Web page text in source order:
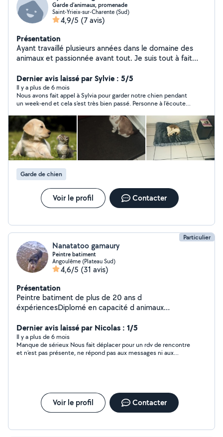
Garde d'animaux, promenade
Saint-Yrieix-sur-Charente (Sud)
4,9/5 (7 avis)
Présentation
Ayant travaillé plusieurs années dans le domaine des
animaux et passionnée avant tout. Je suis tout à fait
Dernier avis laissé par Sylvie : 5/5
Il y a plus de 6 mois
Nous avons fait appel à Sylvia pour garder notre chien pendant
un week-end et cela s'est très bien passé. Personne à l'écoute
nécessaire. Merci à vous.
Garde de chien
Voir le profil Contacter
Particulier
Nanatatoo gamaury
Peintre batiment
Angoulême (Plateau Sud)
4,6/5 (31 avis)
Présentation
Peintre batiment de plus de 20 ans d
éxpériencesDiplomé en capacité d animaux
toutes propositionsA votre sérvice.
Dernier avis laissé par Nicolas : 1/5
Il y a plus de 6 mois
Manque de sérieux Nous fait déplacer pour un rdv de rencontre
et n’est pas présente, ne répond pas aux messages ni aux
Voir le profil Contacter